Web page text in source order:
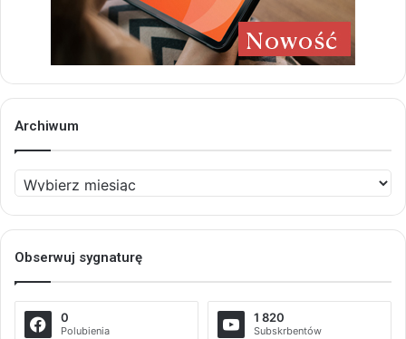
Archiwum
Archiwum
Obserwuj sygnaturę
0
Polubienia
1 820
Subskrbentów